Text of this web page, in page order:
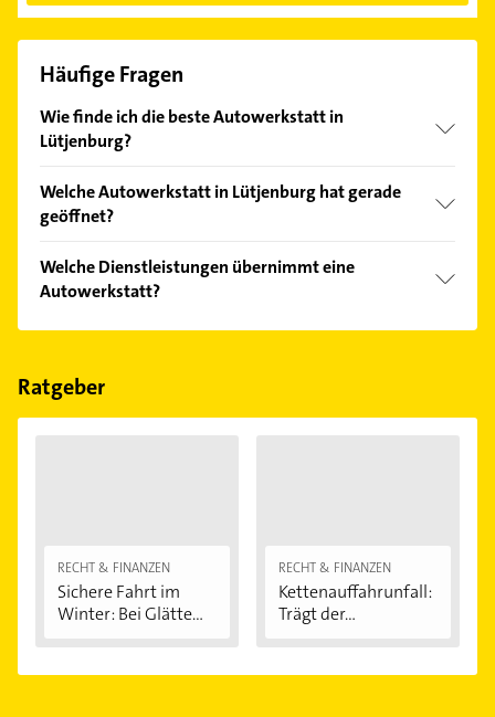
Häufige Fragen
Wie finde ich die beste Autowerkstatt in
Lütjenburg?
Kundenmeinungen und profitieren Sie von den
Empfehlungen. Die Suchergebnisse können Sie sich
Welche Autowerkstatt in Lütjenburg hat gerade
geöffnet?
Bitte beachten Sie, dass diese an Sonn- und
Feiertagen abweichen können.
Welche Dienstleistungen übernimmt eine
Autowerkstatt?
Folgende Leistungen werden angeboten:
Reifenservice.
Ratgeber
RECHT & FINANZEN
Sichere Fahrt im
Winter: Bei Glätte...
RECHT & FINANZEN
Kettenauffahrunfall:
Trägt der...